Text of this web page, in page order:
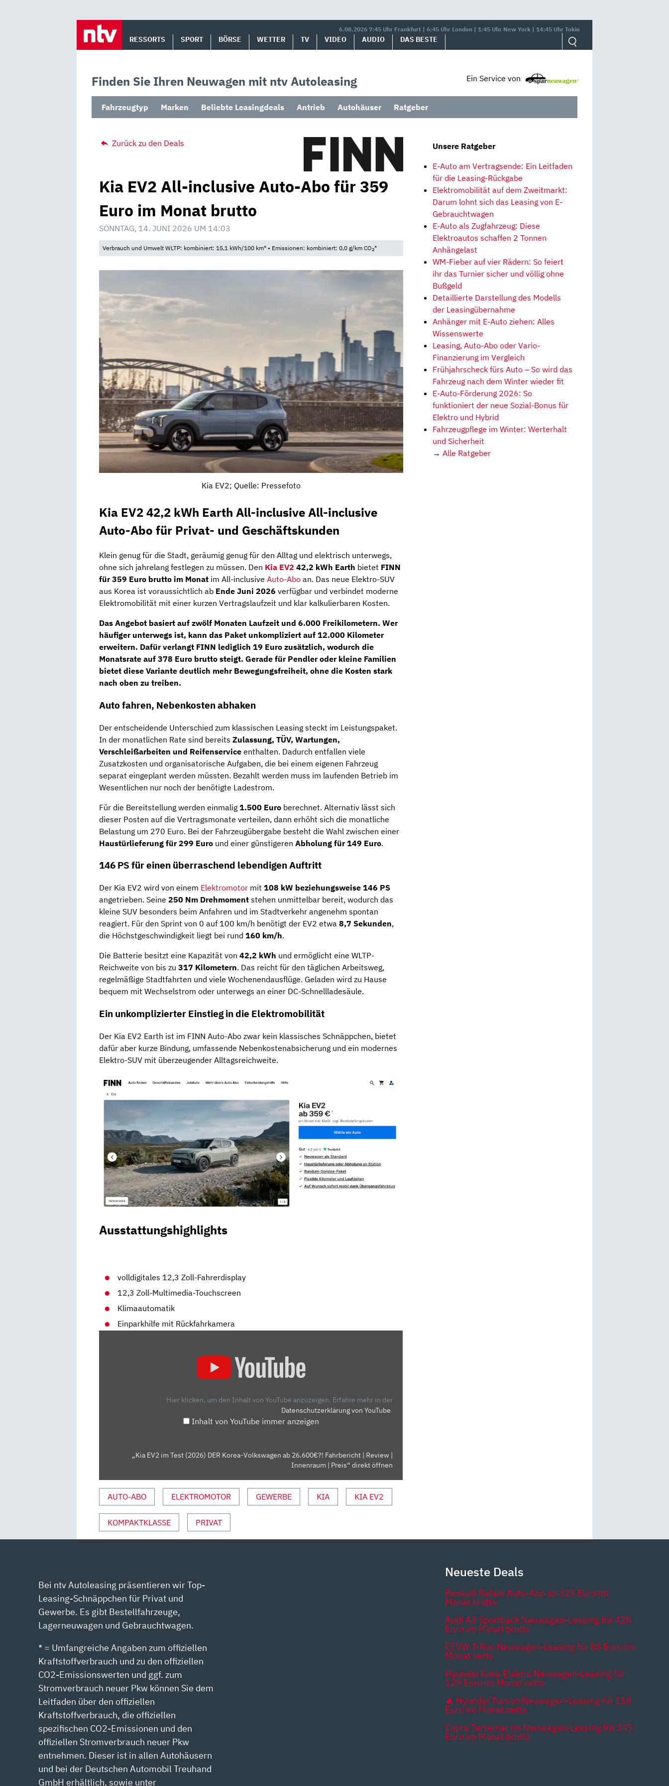
6.08.2026 7:45 Uhr Frankfurt | 6:45 Uhr London | 1:45 Uhr New York | 14:45 Uhr Tokio
RESSORTS SPORT BÖRSE WETTER TV VIDEO AUDIO DAS BESTE
Finden Sie Ihren Neuwagen mit ntv Autoleasing Ein Service von
Fahrzeugtyp Marken Beliebte Leasingdeals Antrieb Autohäuser Ratgeber
Zurück zu den Deals
Kia EV2 All-inclusive Auto-Abo für 359
Euro im Monat brutto
SONNTAG, 14. JUNI 2026 UM 14:03
Verbrauch und Umwelt WLTP: kombiniert: 15,1 kWh/100 km* • Emissionen: kombiniert: 0,0 g/km CO2*
Kia EV2; Quelle: Pressefoto
Kia EV2 42,2 kWh Earth All-inclusive All-inclusive
Auto-Abo für Privat- und Geschäftskunden
Klein genug für die Stadt, geräumig genug für den Alltag und elektrisch unterwegs,
ohne sich jahrelang festlegen zu müssen. Den Kia EV2 42,2 kWh Earth bietet FINN
für 359 Euro brutto im Monat im All-inclusive Auto-Abo an. Das neue Elektro-SUV
aus Korea ist voraussichtlich ab Ende Juni 2026 verfügbar und verbindet moderne
Elektromobilität mit einer kurzen Vertragslaufzeit und klar kalkulierbaren Kosten.
Das Angebot basiert auf zwölf Monaten Laufzeit und 6.000 Freikilometern. Wer
häufiger unterwegs ist, kann das Paket unkompliziert auf 12.000 Kilometer
erweitern. Dafür verlangt FINN lediglich 19 Euro zusätzlich, wodurch die
Monatsrate auf 378 Euro brutto steigt. Gerade für Pendler oder kleine Familien
bietet diese Variante deutlich mehr Bewegungsfreiheit, ohne die Kosten stark
nach oben zu treiben.
Auto fahren, Nebenkosten abhaken
Der entscheidende Unterschied zum klassischen Leasing steckt im Leistungspaket.
In der monatlichen Rate sind bereits Zulassung, TÜV, Wartungen,
Verschleißarbeiten und Reifenservice enthalten. Dadurch entfallen viele
Zusatzkosten und organisatorische Aufgaben, die bei einem eigenen Fahrzeug
separat eingeplant werden müssten. Bezahlt werden muss im laufenden Betrieb im
Wesentlichen nur noch der benötigte Ladestrom.
Für die Bereitstellung werden einmalig 1.500 Euro berechnet. Alternativ lässt sich
dieser Posten auf die Vertragsmonate verteilen, dann erhöht sich die monatliche
Belastung um 270 Euro. Bei der Fahrzeugübergabe besteht die Wahl zwischen einer
Haustürlieferung für 299 Euro und einer günstigeren Abholung für 149 Euro.
146 PS für einen überraschend lebendigen Auftritt
Der Kia EV2 wird von einem Elektromotor mit 108 kW beziehungsweise 146 PS
angetrieben. Seine 250 Nm Drehmoment stehen unmittelbar bereit, wodurch das
kleine SUV besonders beim Anfahren und im Stadtverkehr angenehm spontan
reagiert. Für den Sprint von 0 auf 100 km/h benötigt der EV2 etwa 8,7 Sekunden,
die Höchstgeschwindigkeit liegt bei rund 160 km/h.
Die Batterie besitzt eine Kapazität von 42,2 kWh und ermöglicht eine WLTP-
Reichweite von bis zu 317 Kilometern. Das reicht für den täglichen Arbeitsweg,
regelmäßige Stadtfahrten und viele Wochenendausflüge. Geladen wird zu Hause
bequem mit Wechselstrom oder unterwegs an einer DC-Schnellladesäule.
Ein unkomplizierter Einstieg in die Elektromobilität
Der Kia EV2 Earth ist im FINN Auto-Abo zwar kein klassisches Schnäppchen, bietet
dafür aber kurze Bindung, umfassende Nebenkostenabsicherung und ein modernes
Elektro-SUV mit überzeugender Alltagsreichweite.
Ausstattungshighlights
volldigitales 12,3 Zoll-Fahrerdisplay
12,3 Zoll-Multimedia-Touchscreen
Klimaautomatik
Einparkhilfe mit Rückfahrkamera
FAHRBERICHT
REVIEW
|
INNENRAUM
|
PREIS“
VON
Hier klicken, um den Inhalt von YouTube anzuzeigen. Erfahre mehr in der
Datenschutzerklärung von YouTube.
Inhalt von YouTube immer anzeigen
„Kia EV2 im Test (2026) DER Korea-Volkswagen ab 26.600€?! Fahrbericht | Review |
Innenraum | Preis“ direkt öffnen
AUTO-ABO ELEKTROMOTOR GEWERBE KIA KIA EV2
KOMPAKTKLASSE PRIVAT
Unsere Ratgeber
E-Auto am Vertragsende: Ein Leitfaden
für die Leasing-Rückgabe
Elektromobilität auf dem Zweitmarkt:
Darum lohnt sich das Leasing von E-
Gebrauchtwagen
E-Auto als Zugfahrzeug: Diese
Elektroautos schaffen 2 Tonnen
Anhängelast
WM-Fieber auf vier Rädern: So feiert
ihr das Turnier sicher und völlig ohne
Bußgeld
Detaillierte Darstellung des Modells
der Leasingübernahme
Anhänger mit E-Auto ziehen: Alles
Wissenswerte
Leasing, Auto-Abo oder Vario-
Finanzierung im Vergleich
Frühjahrscheck fürs Auto – So wird das
Fahrzeug nach dem Winter wieder fit
E-Auto-Förderung 2026: So
funktioniert der neue Sozial-Bonus für
Elektro und Hybrid
Fahrzeugpflege im Winter: Werterhalt
und Sicherheit
→ Alle Ratgeber
Bei ntv Autoleasing präsentieren wir Top-
Leasing-Schnäppchen für Privat und
Gewerbe. Es gibt Bestellfahrzeuge,
Lagerneuwagen und Gebrauchtwagen.
* = Umfangreiche Angaben zum offiziellen
Kraftstoffverbrauch und zu den offiziellen
CO2-Emissionswerten und ggf. zum
Stromverbrauch neuer Pkw können Sie dem
Leitfaden über den offiziellen
Kraftstoffverbrauch, die offiziellen
spezifischen CO2-Emissionen und den
offiziellen Stromverbrauch neuer Pkw
entnehmen. Dieser ist in allen Autohäusern
und bei der Deutschen Automobil Treuhand
GmbH erhältlich, sowie unter
Neueste Deals
Renault Rafale Auto-Abo ab 329 Euro im
Monat brutto
Audi A3 Sportback Neuwagen-Leasing für 428
Euro im Monat brutto
💥 VW T-Roc Neuwagen-Leasing für 88 Euro im
Monat netto
Hyundai Kona Elektro Neuwagen-Leasing für
129 Euro im Monat netto
🔥 Hyundai Tucson Neuwagen-Leasing für 118
Euro im Monat netto
Cupra Terramar im Neuwagen-Leasing für 345
Euro im Monat brutto